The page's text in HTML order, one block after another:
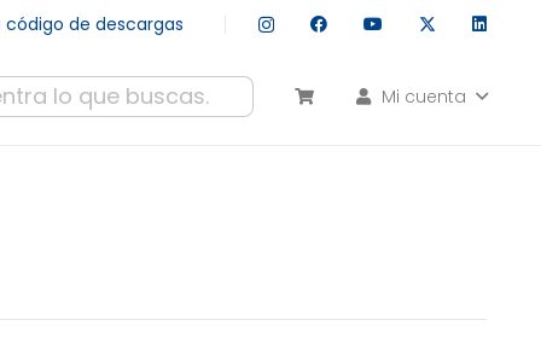
código de descargas
Mi cuenta